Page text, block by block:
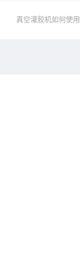
真空灌胶机如何使用